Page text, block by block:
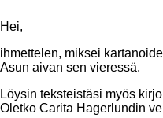
Hei,
ihmettelen, miksei
Asun aivan sen vieressä.
Löysin teksteistäsi myös
Oletko Carita Hagerlundin